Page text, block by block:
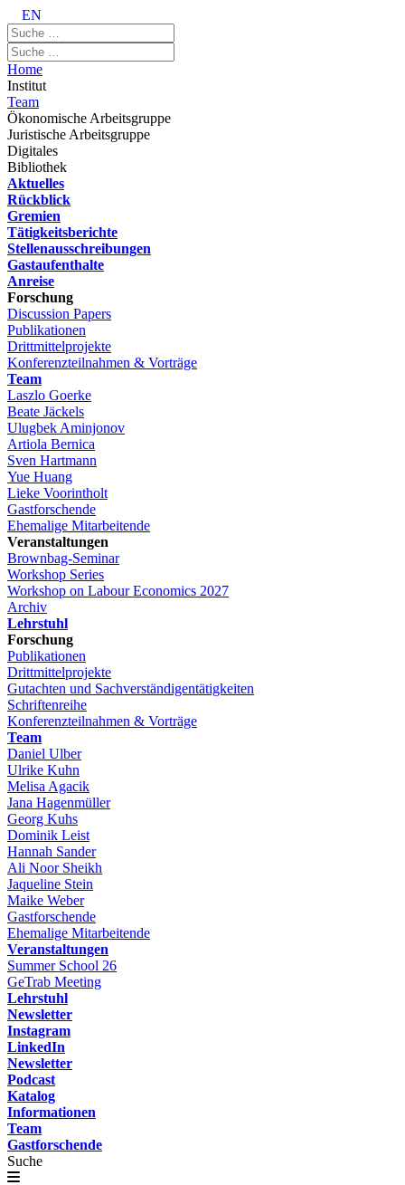
EN
Home
Institut
Team
Ökonomische Arbeitsgruppe
Juristische Arbeitsgruppe
Digitales
Bibliothek
Aktuelles
Rückblick
Gremien
Tätigkeitsberichte
Stellenausschreibungen
Gastaufenthalte
Anreise
Forschung
Discussion Papers
Publikationen
Drittmittelprojekte
Konferenzteilnahmen & Vorträge
Team
Laszlo Goerke
Beate Jäckels
Ulugbek Aminjonov
Artiola Bernica
Sven Hartmann
Yue Huang
Lieke Voorintholt
Gastforschende
Ehemalige Mitarbeitende
Veranstaltungen
Brownbag-Seminar
Workshop Series
Workshop on Labour Economics 2027
Archiv
Lehrstuhl
Forschung
Publikationen
Drittmittelprojekte
Gutachten und Sachverständigentätigkeiten
Schriftenreihe
Konferenzteilnahmen & Vorträge
Team
Daniel Ulber
Ulrike Kuhn
Melisa Agacik
Jana Hagenmüller
Georg Kuhs
Dominik Leist
Hannah Sander
Ali Noor Sheikh
Jaqueline Stein
Maike Weber
Gastforschende
Ehemalige Mitarbeitende
Veranstaltungen
Summer School 26
GeTrab Meeting
Lehrstuhl
Newsletter
Instagram
LinkedIn
Newsletter
Podcast
Katalog
Informationen
Team
Gastforschende
Suche